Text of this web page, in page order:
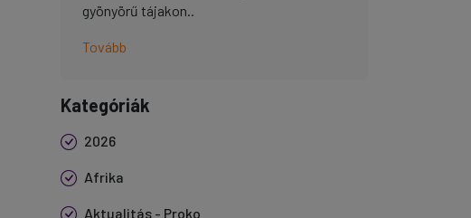
gyönyörű tájakon..
Tovább
Kategóriák
2026
Afrika
Aktualitás - Proko